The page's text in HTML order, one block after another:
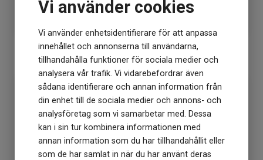
Vi använder cookies
Vi använder enhetsidentifierare för att anpassa
innehållet och annonserna till användarna,
tillhandahålla funktioner för sociala medier och
analysera vår trafik. Vi vidarebefordrar även
sådana identifierare och annan information från
din enhet till de sociala medier och annons- och
analysföretag som vi samarbetar med. Dessa
kan i sin tur kombinera informationen med
annan information som du har tillhandahållit eller
som de har samlat in när du har använt deras
kr
KÖP
85 kr
KÖP